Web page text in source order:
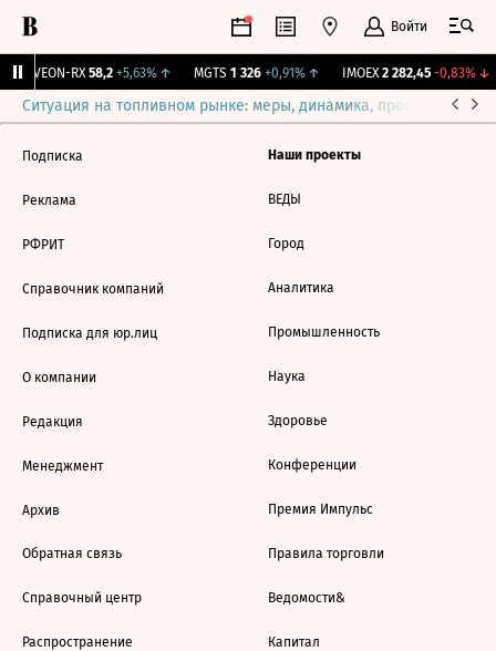
Войти
VEON-RX 58,2 +5,63%↑ MGTS 1 326 +0,91%↑ IMOEX 2 282,45 -0,83%↓
Ситуация на топливном рынке: меры, динамика, прогнозы
Подписка
Реклама
РФРИТ
Справочник компаний
Подписка для юр.лиц
О компании
Редакция
Менеджмент
Архив
Обратная связь
Справочный центр
Распространение
Наши проекты
ВЕДЫ
Город
Аналитика
Промышленность
Наука
Здоровье
Конференции
Премия Импульс
Правила торговли
Ведомости&
Капитал